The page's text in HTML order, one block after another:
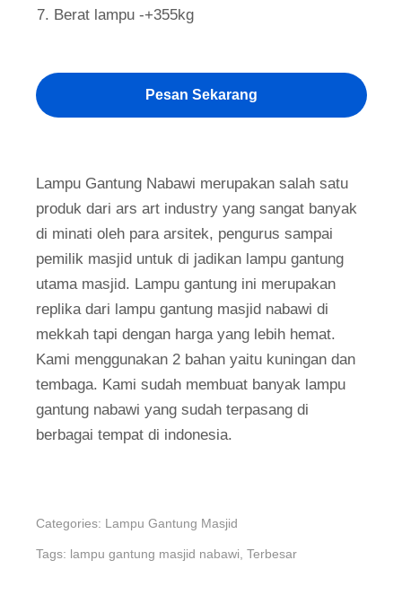
Berat lampu -+355kg
Pesan Sekarang
Lampu Gantung Nabawi merupakan salah satu
produk dari ars art industry yang sangat banyak
di minati oleh para arsitek, pengurus sampai
pemilik masjid untuk di jadikan lampu gantung
utama masjid. Lampu gantung ini merupakan
replika dari lampu gantung masjid nabawi di
mekkah tapi dengan harga yang lebih hemat.
Kami menggunakan 2 bahan yaitu kuningan dan
tembaga. Kami sudah membuat banyak lampu
gantung nabawi yang sudah terpasang di
berbagai tempat di indonesia.
Categories: Lampu Gantung Masjid
Tags: lampu gantung masjid nabawi Terbesar